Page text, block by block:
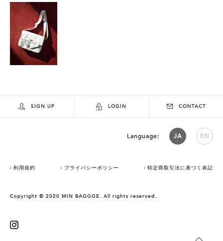
SIGN UP LOGIN CONTACT
Language: JA EN
利用規約 プライバシーポリシー 特定商取引法に基づく表記
Copyright © 2020 MIN BAGGGE. All rights reserved.